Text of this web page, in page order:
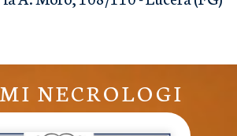
NECROLOGI